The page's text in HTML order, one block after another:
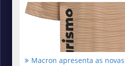
Macron apresenta as